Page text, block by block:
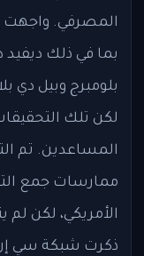
المصرفي. واجهت
بما في ذلك ديفيد
بلومبرج وبيل دي
لكن تلك
المساعدين. تم
ممارسات جمع
الأمريكي، لكن لم
ذكرت شبكة سي إن